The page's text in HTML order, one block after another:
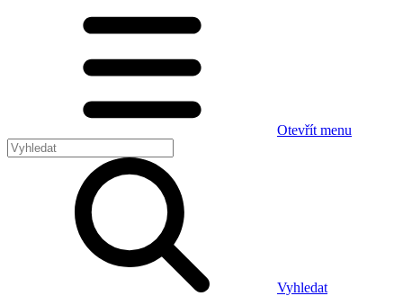
Otevřít menu
Vyhledat